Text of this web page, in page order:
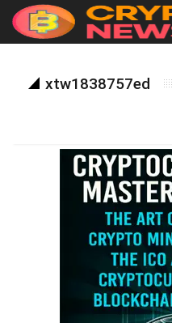
xtw1838757ed